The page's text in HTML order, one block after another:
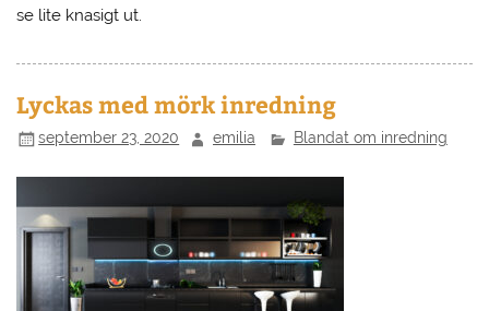
se lite knasigt ut.
Lyckas med mörk inredning
september 23, 2020 emilia Blandat om inredning